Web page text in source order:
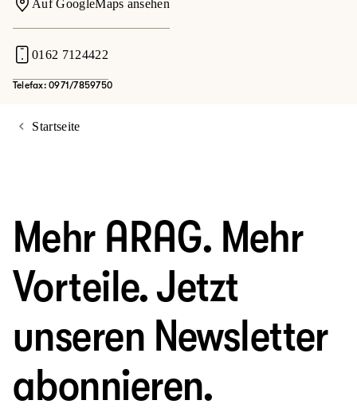
Auf GoogleMaps ansehen
0162 7124422
Telefax: 0971/7859750
Startseite
Mehr ARAG. Mehr
Vorteile. Jetzt
unseren Newsletter
abonnieren.